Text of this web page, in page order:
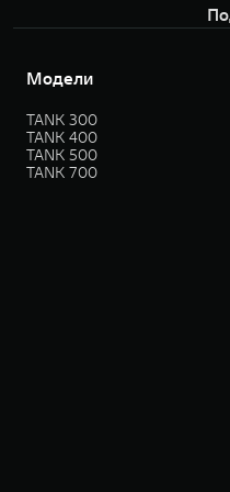
Модели
TANK 300
TANK 400
TANK 500
TANK 700